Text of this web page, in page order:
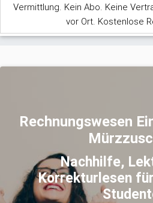
Vermittlung. Kein Abo. Keine
vor Ort. Kostenlose
Rechnungswesen
Nachhilfe,
Korrekturlesen